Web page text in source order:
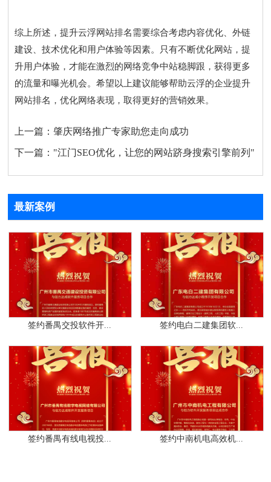
综上所述，提升云浮网站排名需要综合考虑内容优化、外链
建设、技术优化和用户体验等因素。只有不断优化网站，提
升用户体验，才能在激烈的网络竞争中站稳脚跟，获得更多
的流量和曝光机会。希望以上建议能够帮助云浮的企业提升
网站排名，优化网络表现，取得更好的营销效果。
上一篇：肇庆网络推广专家助您走向成功
下一篇： "江门SEO优化，让您的网站跻身搜索引擎前列"
最新案例
签约番禺交投软件开... 签约电白二建集团软...
签约番禺有线电视投... 签约中南机电高效机...